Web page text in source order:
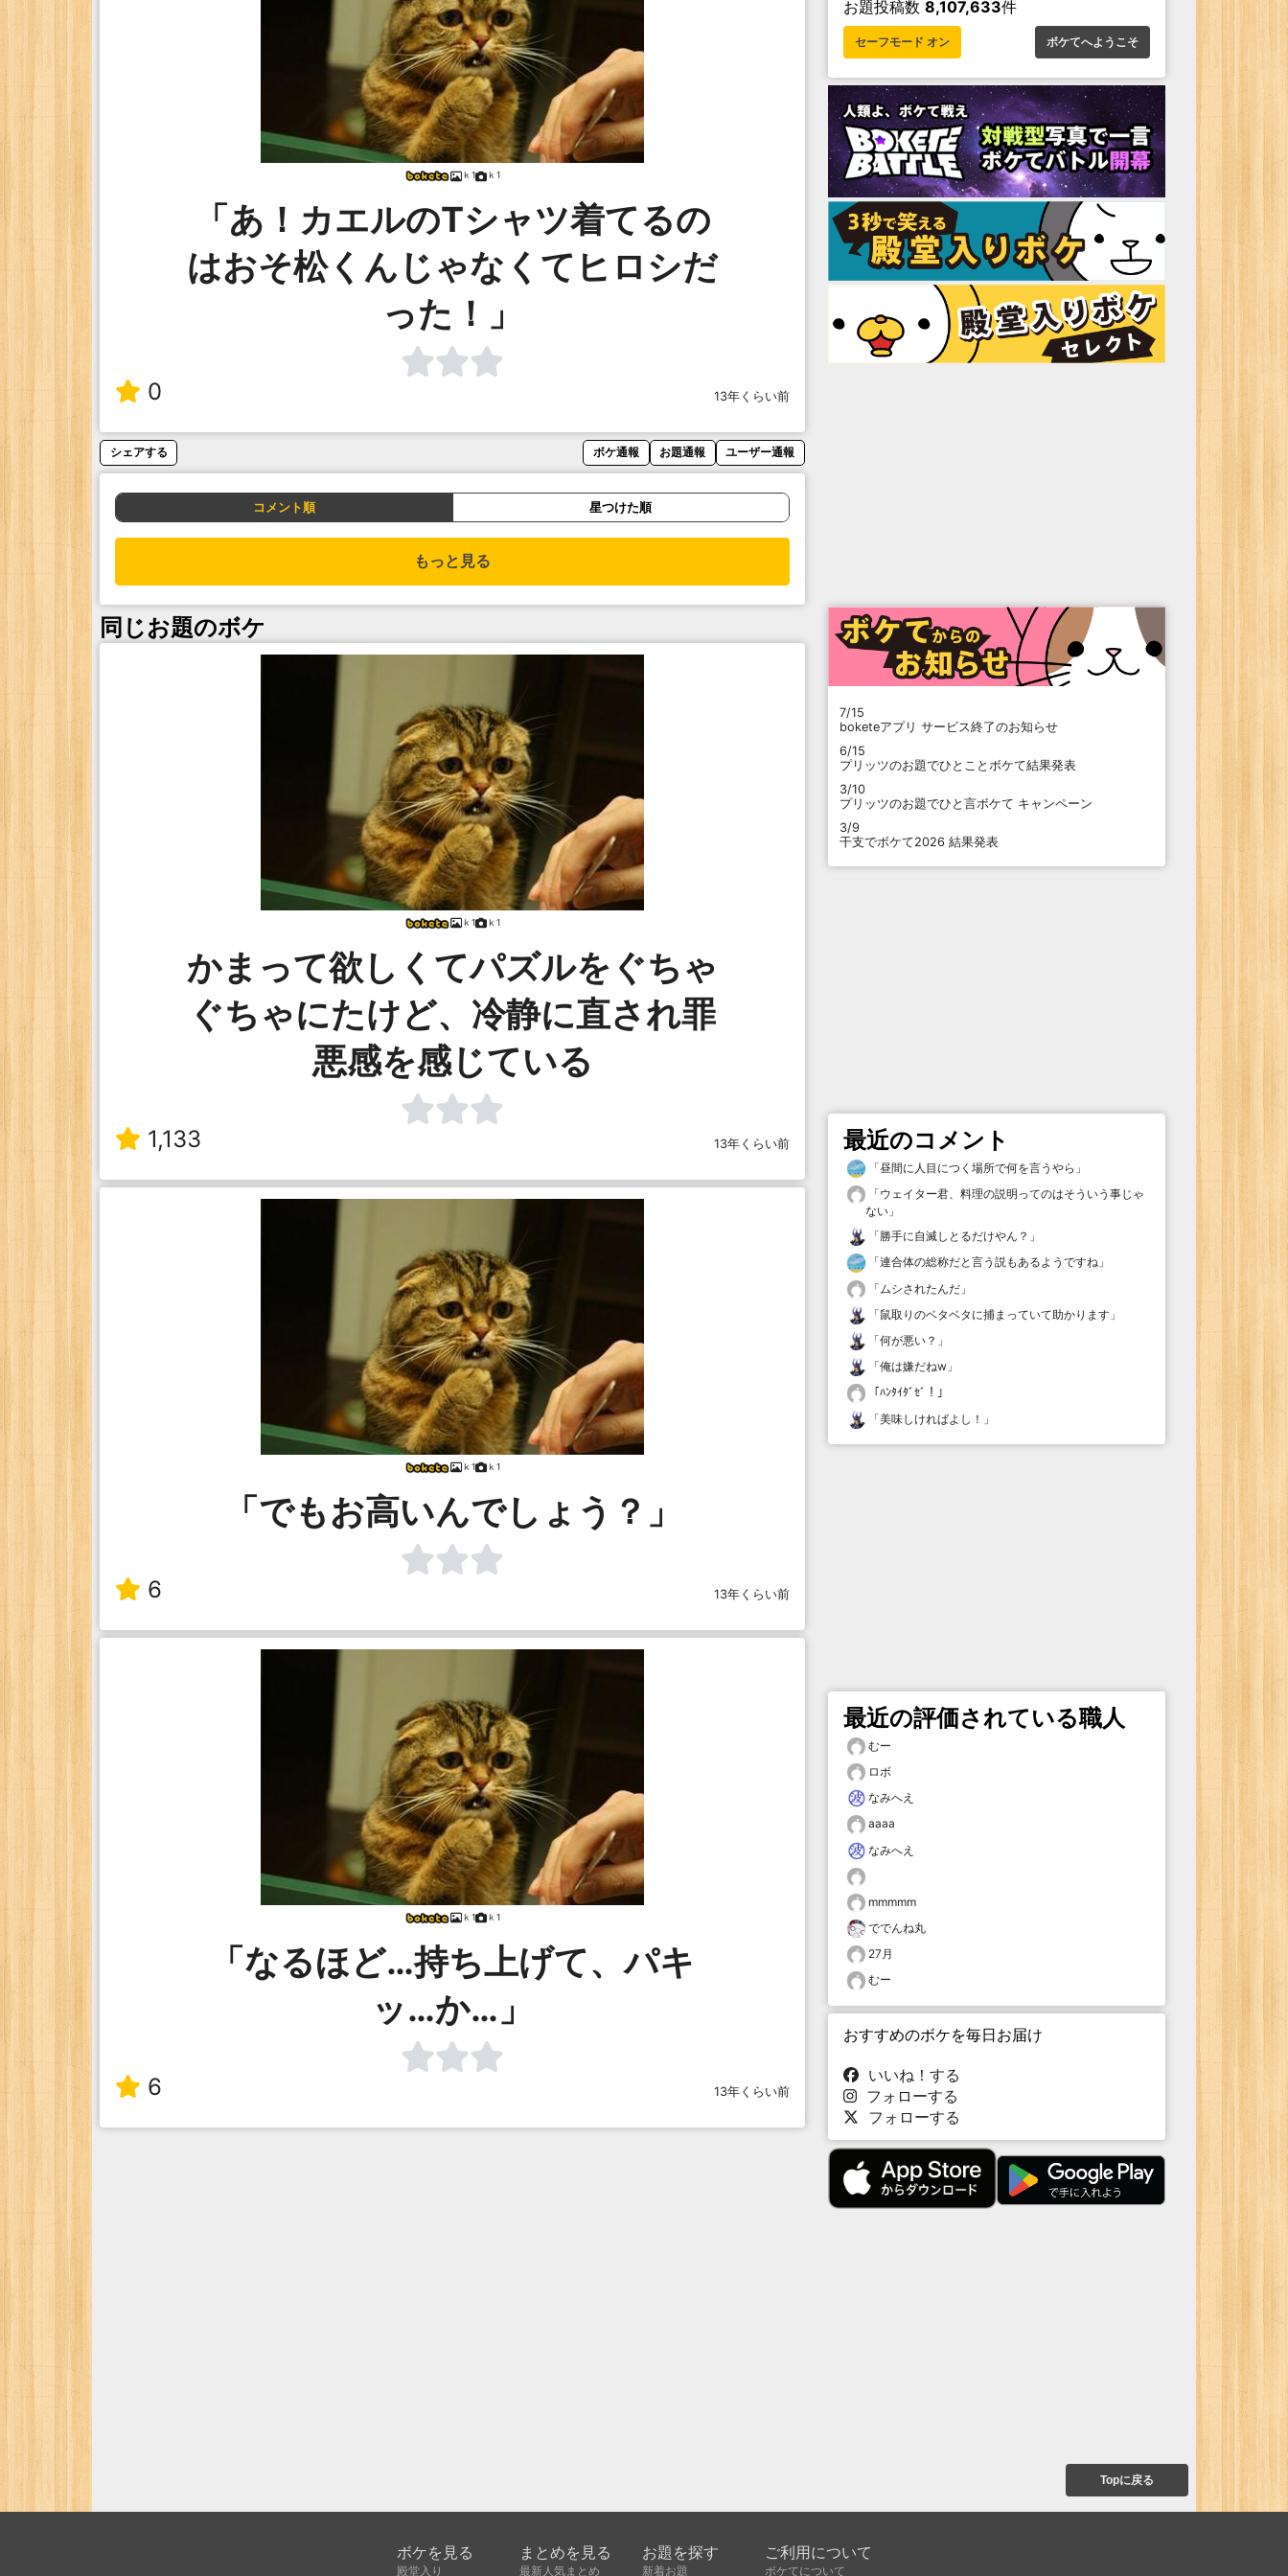
ｋ1 ｋ1
「あ！カエルのTシャツ着てるの
はおそ松くんじゃなくてヒロシだ
った！」
0 13年くらい前
シェアする ボケ通報 お題通報 ユーザー通報
コメント順 星つけた順
もっと見る
同じお題のボケ
ｋ1 ｋ1
かまって欲しくてパズルをぐちゃ
ぐちゃにたけど、冷静に直され罪
悪感を感じている
1,133 13年くらい前
ｋ1 ｋ1
「でもお高いんでしょう？」
6 13年くらい前
ｋ1 ｋ1
「なるほど…持ち上げて、パキ
ッ…か…」
6 13年くらい前
お題投稿数 8,107,633件
セーフモード オン ボケてへようこそ
7/15
boketeアプリ サービス終了のお知らせ
6/15
プリッツのお題でひとことボケて結果発表
3/10
プリッツのお題でひと言ボケて キャンペーン
3/9
干支でボケて2026 結果発表
最近のコメント
「昼間に人目につく場所で何を言うやら 」
「ウェイター君、料理の説明ってのはそういう事じゃ
ない 」
「勝手に自滅しとるだけやん？ 」
「連合体の総称だと言う説もあるようですね 」
「 ムシされたんだ 」
「鼠取りのベタベタに捕まっていて助かります 」
「何が悪い？ 」
「俺は嫌だねw 」
「ﾊﾝﾀｲﾀﾞｾﾞ！ 」
「美味しければよし！ 」
最近の評価されている職人
むー
ロボ
なみへえ
aaaa
なみへえ
mmmmm
ででんね丸
27月
むー
おすすめのボケを毎日お届け
いいね！する
フォローする
フォローする
Topに戻る
ボケを見る
殿堂入り
まとめを見る
最新人気まとめ
お題を探す
新着お題
ご利用について
ボケてについて